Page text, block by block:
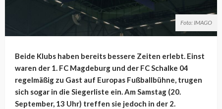
Foto: IMAGO
Beide Klubs haben bereits bessere Zeiten erlebt. Einst
waren der 1. FC Magdeburg und der FC Schalke 04
regelmäßig zu Gast auf Europas Fußballbühne, trugen
sich sogar in die Siegerliste ein. Am Samstag (20.
September, 13 Uhr) treffen sie jedoch in der 2.